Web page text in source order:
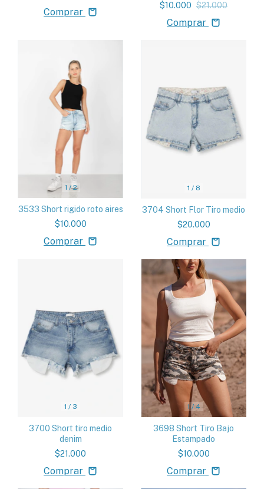
Comprar
$10.000 $21.000
Comprar
1 /2
3533 Short rigido roto aires
$10.000
Comprar
1 / 8
3704 Short Flor Tiro medio
$20.000
Comprar
1 / 3
3700 Short tiro medio
denim
$21.000
Comprar
1 / 4
3698 Short Tiro Bajo
Estampado
$10.000
Comprar